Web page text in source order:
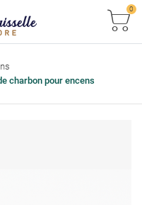
0
charbon pour encens